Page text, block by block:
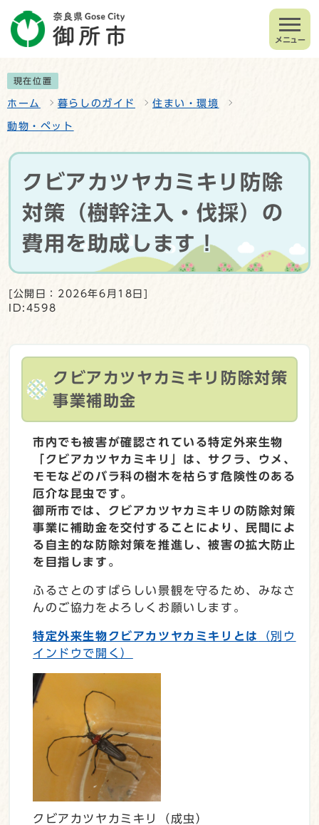
メニュー
現在位置
ホーム 暮らしのガイド 住まい・環境
動物・ペット
クビアカツヤカミキリ防除
対策（樹幹注入・伐採）の
費用を助成します！
[公開日：2026年6月18日]
ID:4598
クビアカツヤカミキリ防除対策
事業補助金
市内でも被害が確認されている特定外来生物
「クビアカツヤカミキリ」は、サクラ、ウメ、
モモなどのバラ科の樹木を枯らす危険性のある
厄介な昆虫です。
御所市では、クビアカツヤカミキリの防除対策
事業に補助金を交付することにより、民間によ
る自主的な防除対策を推進し、被害の拡大防止
を目指します。
ふるさとのすばらしい景観を守るため、みなさ
んのご協力をよろしくお願いします。
特定外来生物クビアカツヤカミキリとは
（別ウ
インドウで開く）
クビアカツヤカミキリ（成虫）